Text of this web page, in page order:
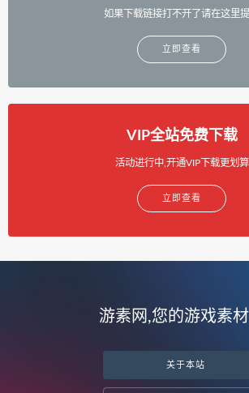
如果下载链接打不开了请在这里
立即查看
VIP全站免费下载
活动进行中,开通VIP下载更划算
立即查看
游素网,您的游戏素
关于本站